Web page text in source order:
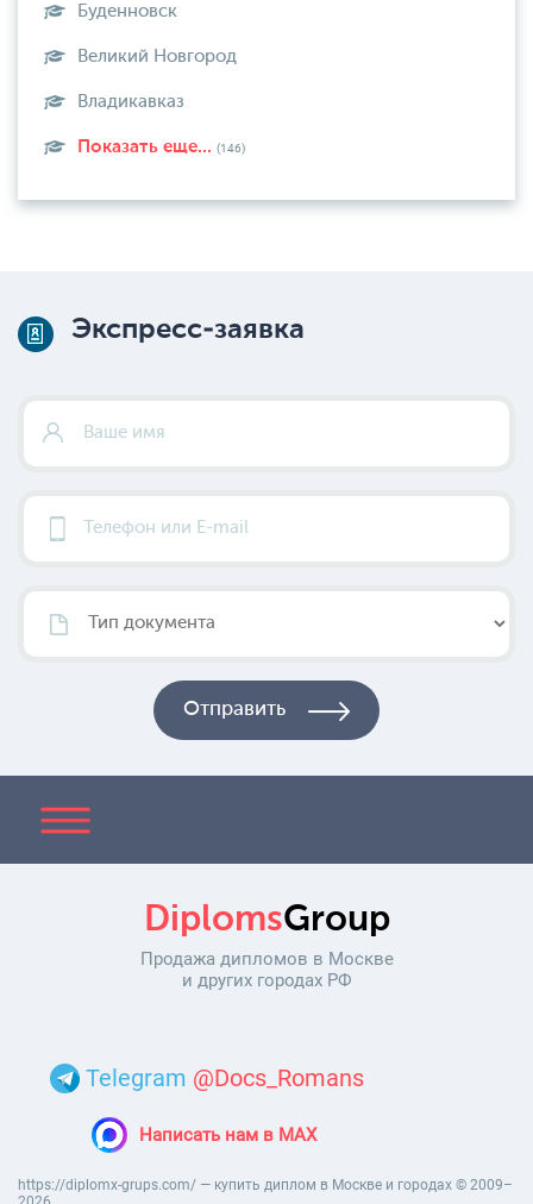
Буденновск
Великий Новгород
Владикавказ
Показать еще... (146)
Экспресс-заявка
DiplomsGroup
Продажа дипломов в Москве
и других городах РФ
Telegram @Docs_Romans
Написать нам в MAX
https://diplomx-grups.com/ — купить диплом в Москве и городах © 2009–